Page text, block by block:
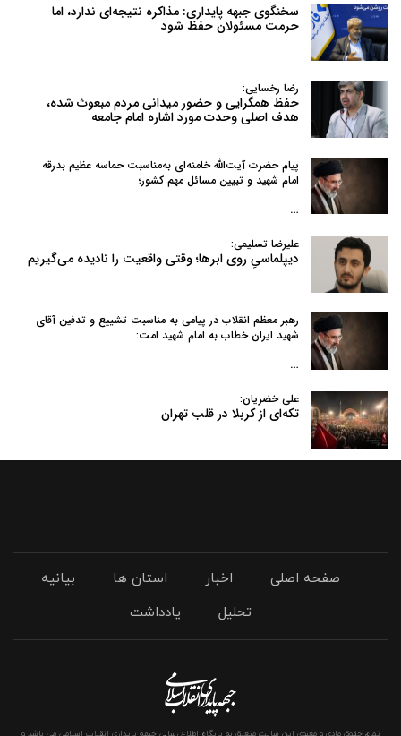
سخنگوی جبهه پایداری: مذاکره نتیجه‌ای ندارد، اما
حرمت مسئولان حفظ شود
رضا رخسایی:
حفظ همگرایی و حضور میدانی مردم مبعوث شده،
هدف اصلی وحدت مورد اشاره امام جامعه
پیام حضرت آیت‌الله خامنه‌ای به‌مناسبت حماسه عظیم بدرقه
امام شهید و تبیین مسائل مهم کشور؛
…
علیرضا تسلیمی:
دیپلماسیِ روی ابرها؛ وقتی واقعیت را نادیده می‌گیریم
رهبر معظم انقلاب در پیامی به‌ مناسبت تشییع و تدفین آقای
شهید ایران خطاب به امام شهید امت:
…
علی خضریان:
تکه‌ای از کربلا در قلب تهران
صفحه اصلی اخبار استان ها
بیانیه
تحلیل
یادداشت
تمام حقوق مادی و معنوی این سایت متعلق به پایگاه اطلاع رسانی جبهه پایداری انقلاب اسلامی می باشد و